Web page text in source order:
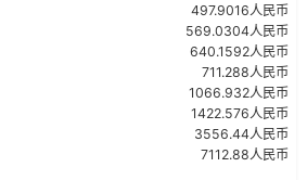
497.9016人民币
569.0304人民币
640.1592人民币
711.288人民币
1066.932人民币
1422.576人民币
3556.44人民币
7112.88人民币